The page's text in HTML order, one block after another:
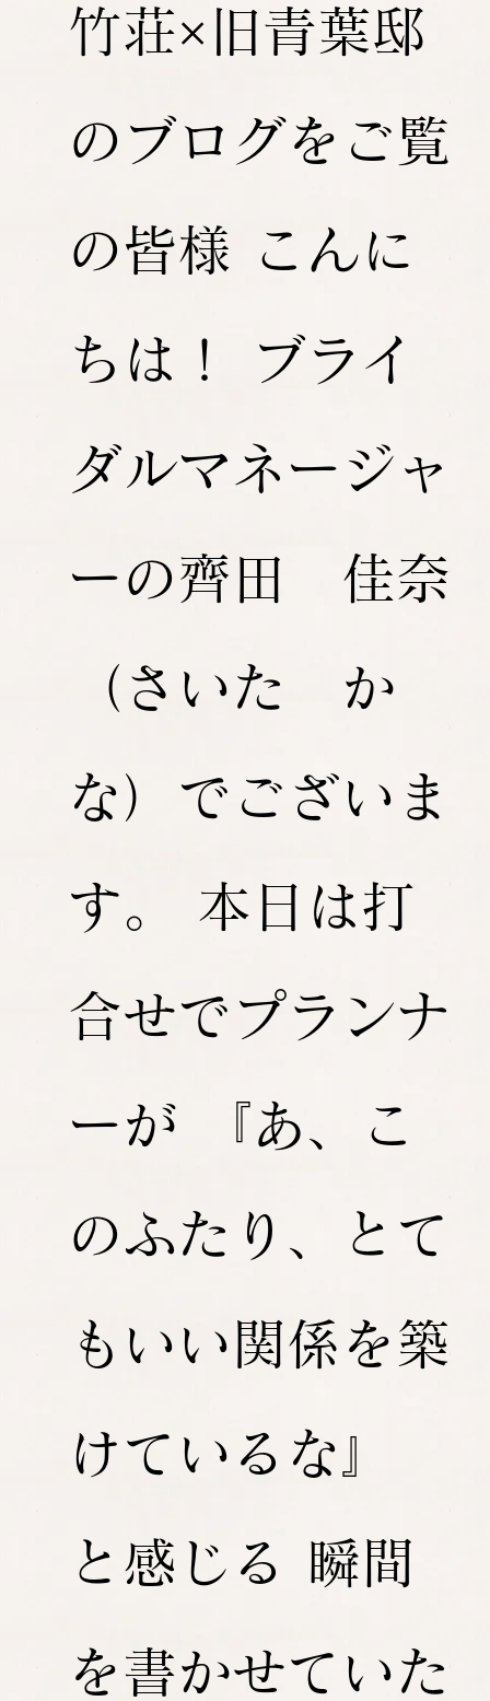
竹荘×旧青葉邸
のブログをご覧
の皆様 こんに
ちは！ ブライ
ダルマネージャ
ーの齊田 佳奈
（さいた か
な）でございま
す。 本日は打
合せでプランナ
ーが 『あ、こ
のふたり、とて
もいい関係を築
けているな』
と感じる 瞬間
を書かせていた